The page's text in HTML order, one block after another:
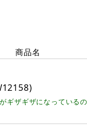
商品名
ギザギザになっている